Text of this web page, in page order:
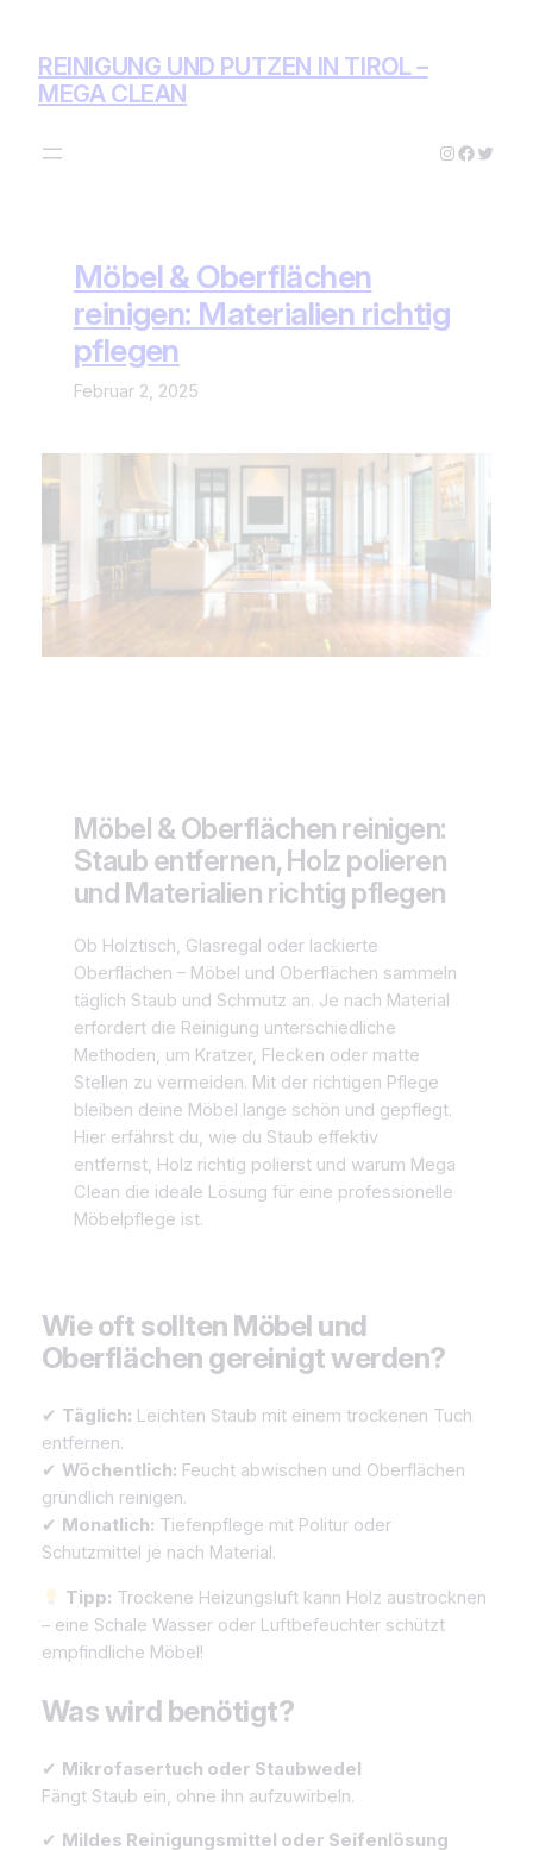
springen
REINIGUNG UND PUTZEN IN TIROL –
MEGA CLEAN
Instagram
Twitter
Möbel & Oberflächen
reinigen: Materialien richtig
pflegen
Februar 2, 2025
Möbel & Oberflächen reinigen:
Staub entfernen, Holz polieren
und Materialien richtig pflegen
Ob Holztisch, Glasregal oder lackierte
Oberflächen – Möbel und Oberflächen sammeln
täglich Staub und Schmutz an. Je nach Material
erfordert die Reinigung unterschiedliche
Methoden, um Kratzer, Flecken oder matte
Stellen zu vermeiden. Mit der richtigen Pflege
bleiben deine Möbel lange schön und gepflegt.
Hier erfährst du, wie du Staub effektiv
entfernst, Holz richtig polierst und warum Mega
Clean die ideale Lösung für eine professionelle
Möbelpflege ist.
Wie oft sollten Möbel und
Oberflächen gereinigt werden?
✔ Täglich: Leichten Staub mit einem trockenen Tuch
entfernen.
✔ Wöchentlich: Feucht abwischen und Oberflächen
gründlich reinigen.
✔ Monatlich: Tiefenpflege mit Politur oder
Schutzmittel je nach Material.
Tipp: Trockene Heizungsluft kann Holz austrocknen
– eine Schale Wasser oder Luftbefeuchter schützt
empfindliche Möbel!
Was wird benötigt?
✔ Mikrofasertuch oder Staubwedel
Fängt Staub ein, ohne ihn aufzuwirbeln.
✔ Mildes Reinigungsmittel oder Seifenlösung